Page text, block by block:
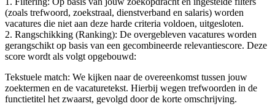
(zoals trefwoord, zoekstraal, dienstverband en salaris) worden
vacatures die niet aan deze harde criteria voldoen, uitgesloten.
2. Rangschikking (Ranking): De overgebleven vacatures worden
gerangschikt op basis van een gecombineerde relevantiescore. Deze
score wordt als volgt opgebouwd:
Tekstuele match: We kijken naar de overeenkomst tussen jouw
zoektermen en de vacaturetekst. Hierbij wegen trefwoorden in de
functietitel het zwaarst, gevolgd door de korte omschrijving.